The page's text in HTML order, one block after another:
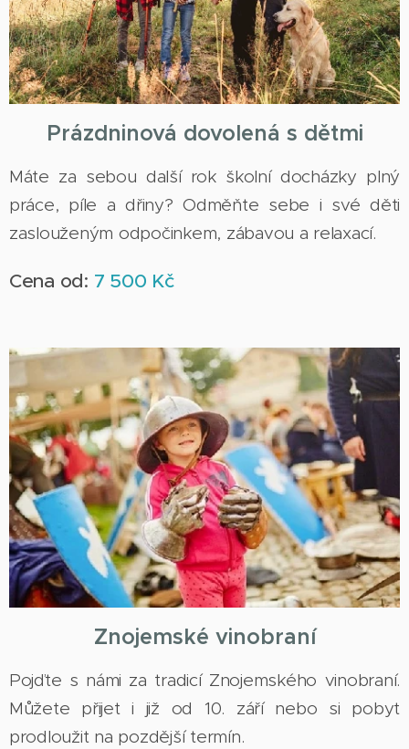
Prázdninová dovolená s dětmi
Máte za sebou další rok školní docházky plný
práce, píle a dřiny? Odměňte sebe i své děti
zaslouženým odpočinkem, zábavou a relaxací.
Cena od: 7 500 Kč
Znojemské vinobraní
Pojďte s námi za tradicí Znojemského vinobraní.
Můžete přijet i již od 10. září nebo si pobyt
prodloužit na pozdější termín.